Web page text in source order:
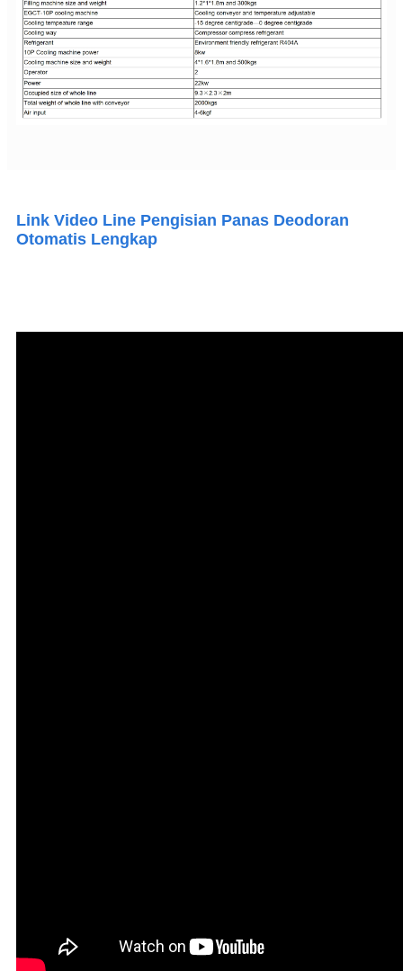
Link Video Line Pengisian Panas Deodoran
Otomatis Lengkap